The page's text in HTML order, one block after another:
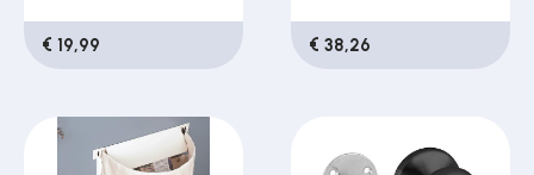
€ 19,99 € 38,26